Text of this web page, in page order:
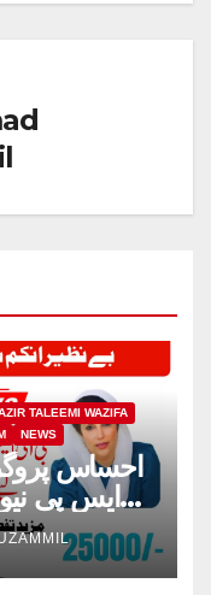
TALEEMI WAZIFA
NEWS
ایس پی